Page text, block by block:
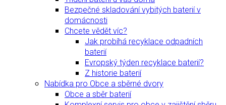
Bezpečné skladování vybitých baterií v
domácnosti
Chcete vědět víc?
Jak probíhá recyklace odpadních
baterií
Evropský týden recyklace baterií?
Z historie baterií
Nabídka pro Obce a sběrné dvory
Obce a sběr baterií